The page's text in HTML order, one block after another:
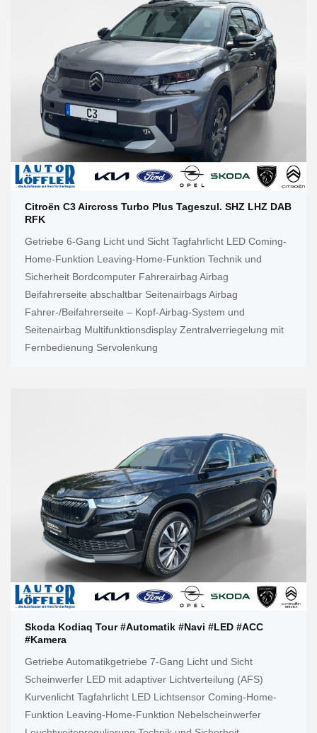
Citroën C3 Aircross Turbo Plus Tageszul. SHZ LHZ DAB
RFK
Getriebe 6-Gang Licht und Sicht Tagfahrlicht LED Coming-
Home-Funktion Leaving-Home-Funktion Technik und
Sicherheit Bordcomputer Fahrerairbag Airbag
Beifahrerseite abschaltbar Seitenairbags Airbag
Fahrer-/Beifahrerseite – Kopf-Airbag-System und
Seitenairbag Multifunktionsdisplay Zentralverriegelung mit
Fernbedienung Servolenkung
Skoda Kodiaq Tour #Automatik #Navi #LED #ACC
#Kamera
Getriebe Automatikgetriebe 7-Gang Licht und Sicht
Scheinwerfer LED mit adaptiver Lichtverteilung (AFS)
Kurvenlicht Tagfahrlicht LED Lichtsensor Coming-Home-
Funktion Leaving-Home-Funktion Nebelscheinwerfer